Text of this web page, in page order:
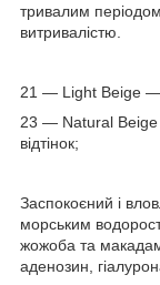
тривалим
витривалістю.
21 — Light Beige —
23 — Natural Beige
відтінок;
Заспокоєний і
морським
жожоба та
аденозин,